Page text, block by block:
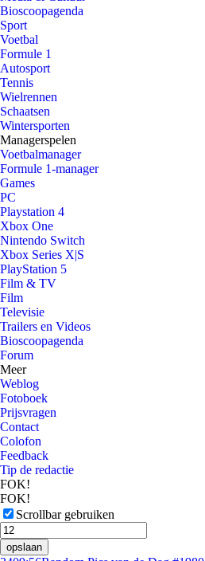
Bioscoopagenda
Sport
Voetbal
Formule 1
Autosport
Tennis
Wielrennen
Schaatsen
Wintersporten
Managerspelen
Voetbalmanager
Formule 1-manager
Games
PC
Playstation 4
Xbox One
Nintendo Switch
Xbox Series X|S
PlayStation 5
Film & TV
Film
Televisie
Trailers en Videos
Bioscoopagenda
Forum
Meer
Weblog
Fotoboek
Prijsvragen
Contact
Colofon
Feedback
Tip de redactie
FOK!
FOK!
Scrollbar gebruiken
opslaan